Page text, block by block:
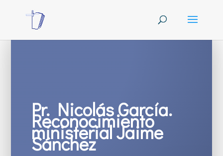
Pr. Nicolás García.
Reconocimiento
ministerial Jaime
Sánchez